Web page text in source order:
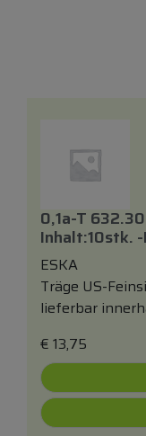
0,1a-T
Inhalt:10stk.
ESKA
Träge US-
lieferbar
€ 13,75